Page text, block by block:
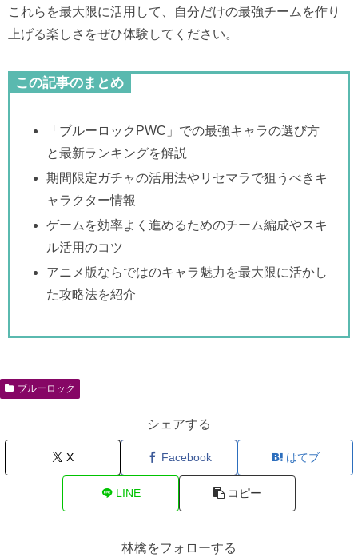
これらを最大限に活用して、自分だけの最強チームを作り
上げる楽しさをぜひ体験してください。
この記事のまとめ
「ブルーロックPWC」での最強キャラの選び方
と最新ランキングを解説
期間限定ガチャの活用法やリセマラで狙うべきキ
ャラクター情報
ゲームを効率よく進めるためのチーム編成やスキ
ル活用のコツ
アニメ版ならではのキャラ魅力を最大限に活かし
た攻略法を紹介
ブルーロック
シェアする
X Facebook はてブ
LINE コピー
林檎をフォローする